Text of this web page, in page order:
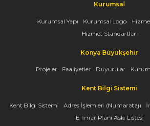
Kurumsal
Kurumsal Yapı Kurumsal Logo
Hizmet Standartları
Konya Büyükşehir
Projeler Faaliyetler Duyurular
Kent Bilgi Sistemi
Kent Bilgi Sistemi Adres İşlemleri (Numarataj)
E-İmar Planı Askı Listesi